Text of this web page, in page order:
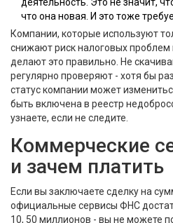
что она новая. И это тоже
Компании, которые используют
снижают риск налоговых проблем
делают это правильно. Не
регулярно проверяют - хотя бы
статус компании может
быть включена в реестр
узнаете, если не следите.
Коммерческие
и зачем платить
Если вы заключаете сделку на
официальные сервисы ФНС
10, 50 миллионов - вы не можете